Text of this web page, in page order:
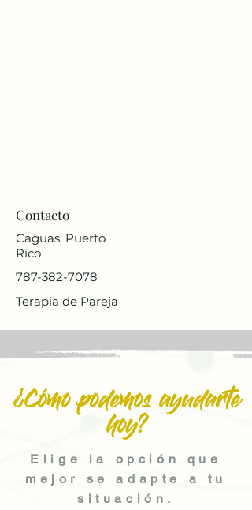
Contacto
Caguas, Puerto
Rico
787-382-7078
Terapia de Pareja
¿Cómo podemos ayudarte
hoy?
Elige la opción que
mejor se adapte a tu
situación.